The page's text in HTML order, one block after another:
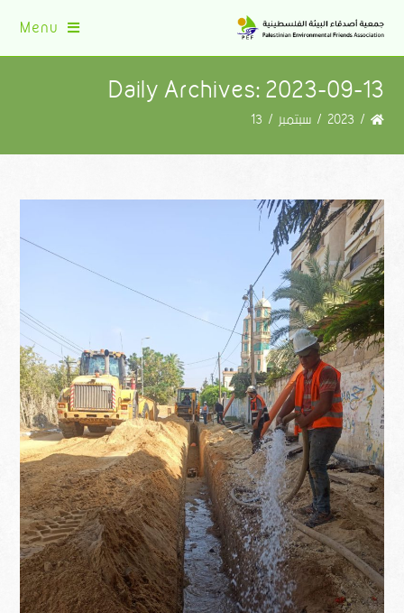
Menu
Daily Archives: 2023-09-13
/
2023
/ سبتمبر /
13